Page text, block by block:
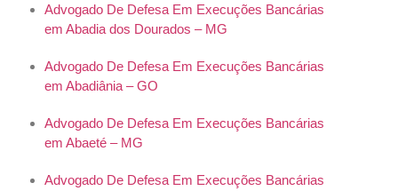
Advogado De Defesa Em Execuções Bancárias
em Abadia dos Dourados – MG
Advogado De Defesa Em Execuções Bancárias
em Abadiânia – GO
Advogado De Defesa Em Execuções Bancárias
em Abaeté – MG
Advogado De Defesa Em Execuções Bancárias